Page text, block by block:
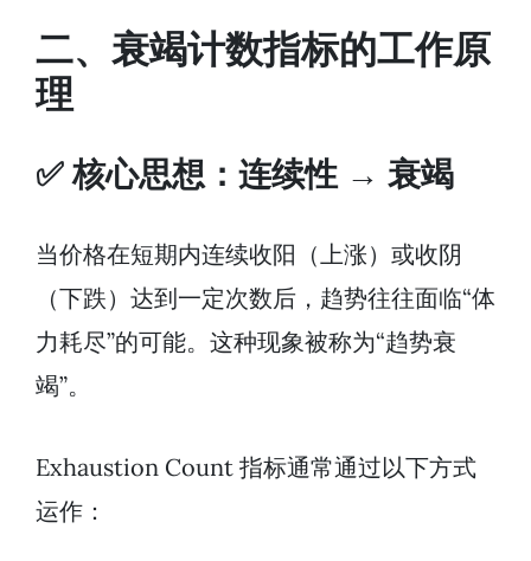
二、衰竭计数指标的工作原
理
✅ 核心思想：连续性 → 衰竭
当价格在短期内连续收阳（上涨）或收阴
（下跌）达到一定次数后，趋势往往面临“体
力耗尽”的可能。这种现象被称为“趋势衰
竭”。
Exhaustion Count 指标通常通过以下方式
运作：